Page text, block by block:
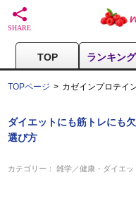
TOP ランキング
TOPページ カゼインプロテイ
ダイエットにも筋トレにも
選び方
カテゴリー：雑学／健康・ダイエッ